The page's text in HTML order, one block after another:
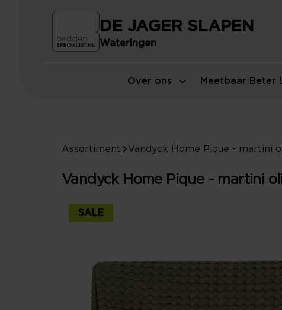
Over ons Meetbaar Beter
DE JAGER SLAPEN
Wateringen
Assortiment
Vandyck Home Pique - martini
SALE